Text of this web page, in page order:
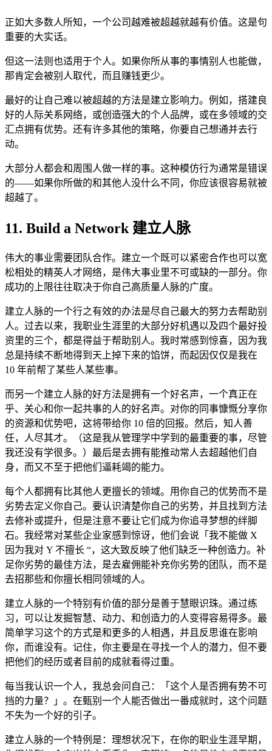
正如大多数人所知，一个公司越难被超越就越有价值。这是句
重要的大实话。
但这一法则也适用于个人。如果你所从事的事情别人也能做，
那肯定会被别人取代，而且赚钱更少。
最好的让自己难以被超越的方法是建立影响力。例如，搭建良
好的人际关系网络，或创造强大的个人品牌，或在多领域的交
汇点拥有优势。还有许多其他的策略，你要自己想通并去行
动。
大部分人都会和周围人做一样的事。这种模仿行为通常是错误
的——如果你所做的和其他人没什么不同，你应该很容易就被
超越了。
11. Build a Network 建立人脉
伟大的事业需要团队合作。建立一个既可以紧密合作也可以宽
松相处的精英人才网络，是伟大事业里不可或缺的一部分。你
成功的上限往往取决于你自己高质量人脉的广度。
建立人脉的一个行之有效的办法是尽自己最大的努力去帮助别
人。过去以来，我职业生涯里的大部分好机遇以及四个最好投
资里的三个，都是得益于帮助别人。我时常感到惊喜，因为我
总是持续不断地得到天上掉下来的馅饼，而起因仅仅是我在
10 年前帮了某些人某些事。
而另一个建立人脉的好方法是拥有一个好名声，一个真正在
乎、关心和你一起共事的人的好名声。对你的同事慷慨分享你
的资源和优势吧，这将带给你 10 倍的回报。然后，知人善
任，人尽其才。（这是我从管理学中学到的最重要的事，尽管
我还没有学很多。）最后是去拥有能推动常人去超越他们自
身，而又不至于把他们逼耗竭的能力。
每个人都拥有比其他人更擅长的领域。用你自己的优势而不是
劣势去定义你自己。要认识清楚你自己的劣势，并且找到方法
去修补或提升，但是注意不要让它们成为你追寻梦想的绊脚
石。我经常对某些企业家感到惊讶，他们会说「我不能做 X
因为我对 Y 不擅长 “，这大致反映了他们缺乏一种创造力。补
足你劣势的最佳方法，是去雇佣能补充你劣势的团队，而不是
去招那些和你擅长相同领域的人。
建立人脉的一个特别有价值的部分是善于慧眼识珠。通过练
习，可以让发掘智慧、动力、和创造力的人变得容易得多。最
简单学习这个的方式是和更多的人相遇，并且反思谁在影响
你，而谁没有。记住，你主要是在寻找一个人的潜力，但不要
把他们的经历或者目前的成就看得过重。
每当我认识一个人，我总会问自己：「这个人是否拥有势不可
挡的力量？」。在甄别一个人能否做出一番成就时，这个问题
不失为一个好的引子。
建立人脉的一个特例是：理想状况下，在你的职业生涯早期，